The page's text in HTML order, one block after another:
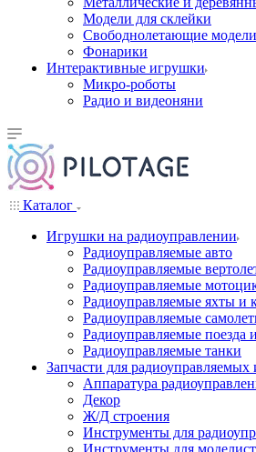
Модели для склейки
Свободнолетающие модели
Фонарики
Интерактивные игрушки
Микро-роботы
Радио и видеоняни
Каталог
Игрушки на радиоуправлении
Радиоуправляемые авто
Радиоуправляемые
Радиоуправляемые
Радиоуправляемые яхты и
Радиоуправляемые
Радиоуправляемые поезда
Радиоуправляемые танки
Запчасти для радиоуправляемых
Аппаратура
Декор
Ж/Д строения
Инструменты для
Инструменты для